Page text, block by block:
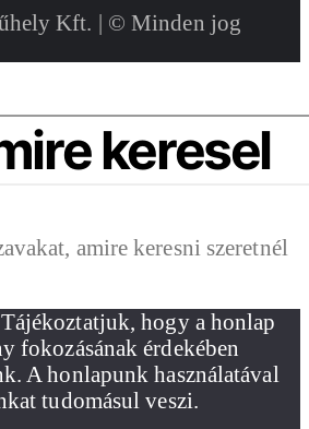
Kft. | © Minden jog
amire keresni szeretnél
hogy a honlap
fokozásának érdekében
A honlapunk használatával
tudomásul veszi.